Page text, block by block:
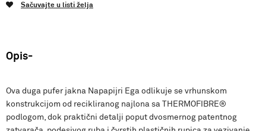
Sačuvajte u listi želja
Opis
Ova duga pufer jakna Napapijri Ega odlikuje se vrhunskom
konstrukcijom od recikliranog najlona sa THERMOFIBRE®
podlogom, dok praktični detalji poput dvosmernog patentnog